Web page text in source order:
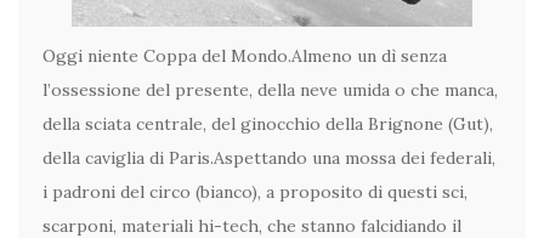
Oggi niente Coppa del Mondo.Almeno un dì senza
l’ossessione del presente, della neve umida o che manca,
della sciata centrale, del ginocchio della Brignone (Gut),
della caviglia di Paris.Aspettando una mossa dei federali,
i padroni del circo (bianco), a proposito di questi sci,
scarponi, materiali hi-tech, che stanno falcidiando il